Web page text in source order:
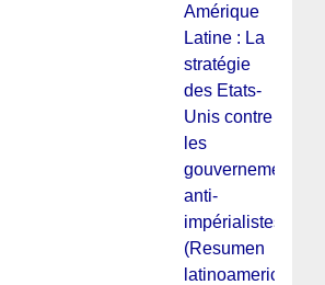
Amérique
Latine : La
stratégie
des Etats-
Unis contre
les
gouvernements
anti-
impérialistes
(Resumen
latinoamericano)